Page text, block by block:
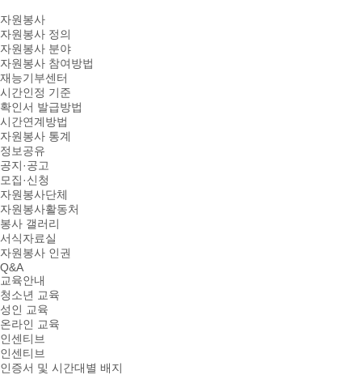
자원봉사
자원봉사 정의
자원봉사 분야
자원봉사 참여방법
재능기부센터
시간인정 기준
확인서 발급방법
시간연계방법
자원봉사 통계
정보공유
공지·공고
모집·신청
자원봉사단체
자원봉사활동처
봉사 갤러리
서식자료실
자원봉사 인권
Q&A
교육안내
청소년 교육
성인 교육
온라인 교육
인센티브
인센티브
인증서 및 시간대별 배지